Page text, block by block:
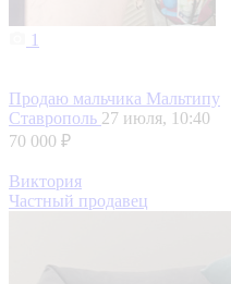
1
Продаю мальчика Мальтипу
Ставрополь 27 июля, 10:40
70 000 ₽
Виктория
Частный продавец